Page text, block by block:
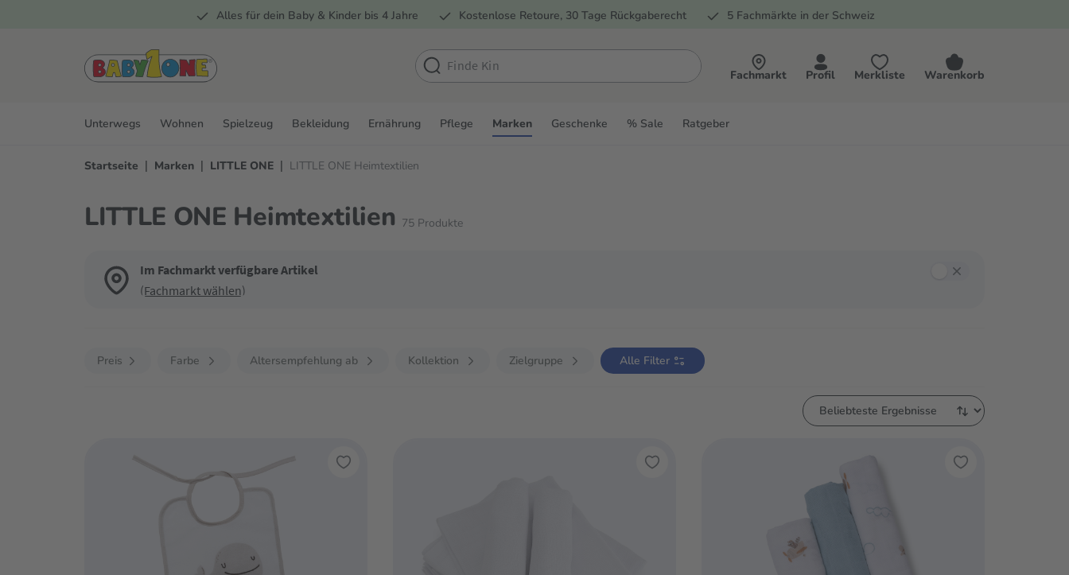
Zur Hauptnavigation springen Alles für dein Baby & Kinder bis 4 Jahre Kostenlose Retoure, 30 Tage Rückgaberecht 5 Fachmärkte in der Schweiz
Fachmarkt Profil Merkliste Warenkorb
Unterwegs Wohnen Spielzeug Bekleidung Ernährung Pflege Marken Geschenke % Sale Ratgeber
Startseite | Marken | LITTLE ONE | LITTLE ONE Heimtextilien
LITTLE ONE Heimtextilien 75 Produkte
Im Fachmarkt verfügbare Artikel
(Fachmarkt wählen)
Verwende die Filter, um die Produktliste nach deinen Wünschen einzugrenzen. Du kannst mit der Tab-Taste zwischen den Filtern navigieren und mit Enter oder der Leertaste Filter auswählen.
Preis Farbe Altersempfehlung ab Kollektion Zielgruppe Alle Filter